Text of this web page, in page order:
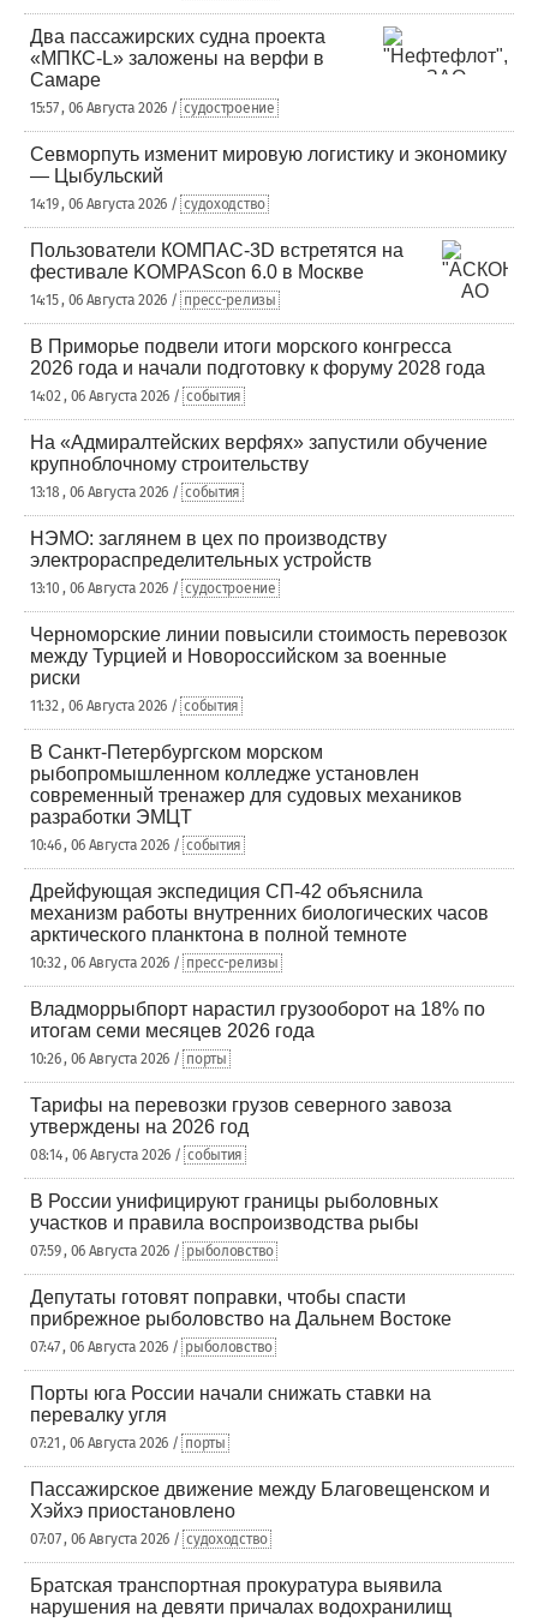
Два пассажирских судна проекта
«МПКС-L» заложены на верфи в
Самаре
15:57 , 06 Августа 2026 / судостроение
Севморпуть изменит мировую логистику и экономику
— Цыбульский
14:19 , 06 Августа 2026 / судоходство
Пользователи КОМПАС-3D встретятся на
фестивале KOMPAScon 6.0 в Москве
14:15 , 06 Августа 2026 / пресс-релизы
В Приморье подвели итоги морского конгресса
2026 года и начали подготовку к форуму 2028 года
14:02 , 06 Августа 2026 / события
На «Адмиралтейских верфях» запустили обучение
крупноблочному строительству
13:18 , 06 Августа 2026 / события
НЭМО: заглянем в цех по производству
электрораспределительных устройств
13:10 , 06 Августа 2026 / судостроение
Черноморские линии повысили стоимость перевозок
между Турцией и Новороссийском за военные
риски
11:32 , 06 Августа 2026 / события
В Санкт-Петербургском морском
рыбопромышленном колледже установлен
современный тренажер для судовых механиков
разработки ЭМЦТ
10:46 , 06 Августа 2026 / события
Дрейфующая экспедиция СП-42 объяснила
механизм работы внутренних биологических часов
арктического планктона в полной темноте
10:32 , 06 Августа 2026 / пресс-релизы
Владморрыбпорт нарастил грузооборот на 18% по
итогам семи месяцев 2026 года
10:26 , 06 Августа 2026 / порты
Тарифы на перевозки грузов северного завоза
утверждены на 2026 год
08:14 , 06 Августа 2026 / события
В России унифицируют границы рыболовных
участков и правила воспроизводства рыбы
07:59 , 06 Августа 2026 / рыболовство
Депутаты готовят поправки, чтобы спасти
прибрежное рыболовство на Дальнем Востоке
07:47 , 06 Августа 2026 / рыболовство
Порты юга России начали снижать ставки на
перевалку угля
07:21 , 06 Августа 2026 / порты
Пассажирское движение между Благовещенском и
Хэйхэ приостановлено
07:07 , 06 Августа 2026 / судоходство
Братская транспортная прокуратура выявила
нарушения на девяти причалах водохранилищ